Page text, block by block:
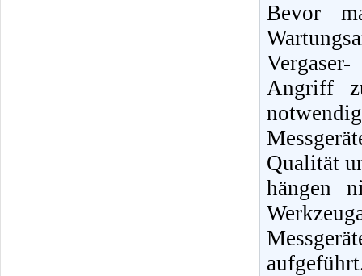
Bevor
Angriff
Qualität
hängen